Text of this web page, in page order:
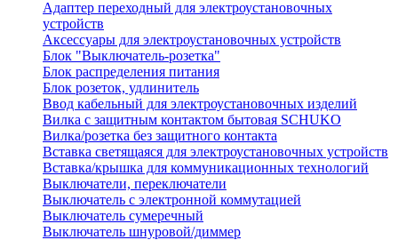
Адаптер переходный для электроустановочных
устройств
Аксессуары для электроустановочных устройств
Блок "Выключатель-розетка"
Блок распределения питания
Блок розеток, удлинитель
Ввод кабельный для электроустановочных изделий
Вилка с защитным контактом бытовая SCHUKO
Вилка/розетка без защитного контакта
Вставка светящаяся для электроустановочных устройств
Вставка/крышка для коммуникационных технологий
Выключатели, переключатели
Выключатель с электронной коммутацией
Выключатель сумеречный
Выключатель шнуровой/диммер